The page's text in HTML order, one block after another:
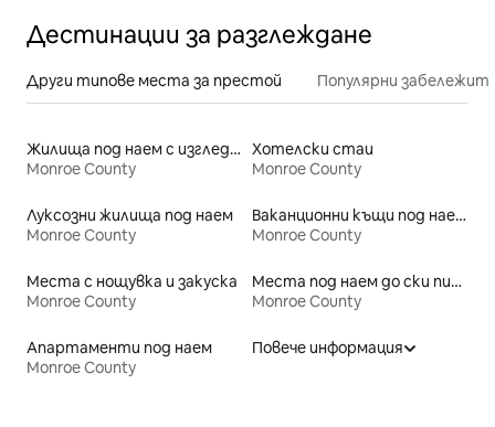
Дестинации за разглеждане
Други типове места за престой Популярни
Жилища под наем с изглед към плажа
Monroe County
Хотелски стаи
Monroe County
Луксозни жилища под наем
Monroe County
Ваканционни къщи под наем
Monroe County
Места с нощувка и закуска
Monroe County
Места под наем до ски писти
Monroe County
Апартаменти под наем
Monroe County
Повече информация